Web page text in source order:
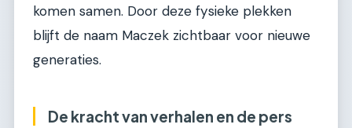
komen samen. Door deze fysieke plekken
blijft de naam Maczek zichtbaar voor nieuwe
generaties.
De kracht van verhalen en de pers